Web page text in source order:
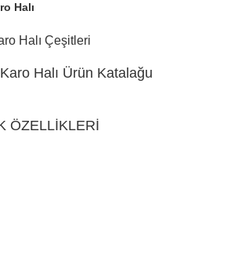
Halı
Halı Çeşitleri
Halı Ürün Katalağu
ÖZELLİKLERİ